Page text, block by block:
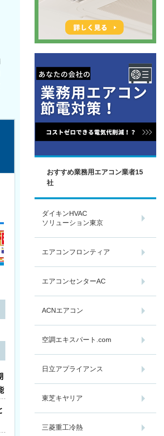
おすすめ業務用エアコン業者15
社
ダイキンHVAC
ソリューション東京
エアコンフロンティア
エアコンセンターAC
ACNエアコン
空調エキスパート.com
日立アプライアンス
東芝キヤリア
三菱重工冷熱